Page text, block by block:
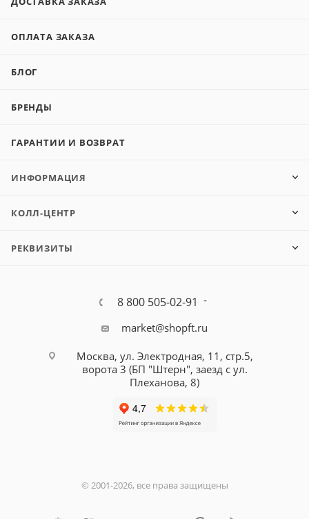
ОПЛАТА ЗАКАЗА
БЛОГ
БРЕНДЫ
ГАРАНТИИ И ВОЗВРАТ
ИНФОРМАЦИЯ
КОЛЛ-ЦЕНТР
РЕКВИЗИТЫ
8 800 505-02-91
market@shopft.ru
Москва, ул. Электродная, 11, стр.5,
ворота 3 (БП "Штерн", заезд с ул.
Плеханова, 8)
© 2001-2026, все права защищены